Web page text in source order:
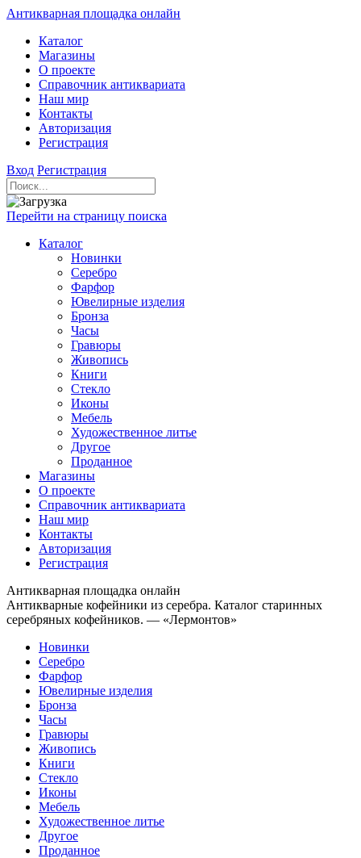
Антикварная площадка онлайн
Каталог
Магазины
О проекте
Справочник антиквариата
Наш мир
Контакты
Авторизация
Регистрация
Вход Регистрация
Перейти на страницу поиска
Каталог
Новинки
Серебро
Фарфор
Ювелирные изделия
Бронза
Часы
Гравюры
Живопись
Книги
Стекло
Иконы
Мебель
Художественное литье
Другое
Проданное
Магазины
О проекте
Справочник антиквариата
Наш мир
Контакты
Авторизация
Регистрация
Антикварная площадка онлайн
Антикварные кофейники из серебра. Каталог старинных
серебряных кофейников. — «Лермонтов»
Новинки
Серебро
Фарфор
Ювелирные изделия
Бронза
Часы
Гравюры
Живопись
Книги
Стекло
Иконы
Мебель
Художественное литье
Другое
Проданное